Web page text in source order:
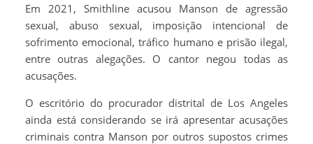
Em 2021, Smithline acusou Manson de agressão
sexual, abuso sexual, imposição intencional de
sofrimento emocional, tráfico humano e prisão ilegal,
entre outras alegações. O cantor negou todas as
acusações.
O escritório do procurador distrital de Los Angeles
ainda está considerando se irá apresentar acusações
criminais contra Manson por outros supostos crimes